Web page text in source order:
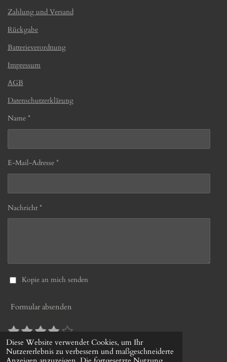
Diese Website verwendet Cookies, um Ihr
Nutzererlebnis zu verbessern und maßgeschneiderte
Zahlung und Versand
Rückgabe
Batterieverordnung
Impressum
AGB
Datenschutzerklärung
Name *
E-Mail-Adresse *
Nachricht *
Kopie an mich senden
Formular absenden
B
e
w
1
S
t
2
S
t
3
S
t
4
S
t
5
S
t
B
e
w
e
10 Stimmen
© 2022 - 2026 gerds-uhrenshop.de